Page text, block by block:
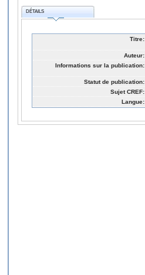
DÉTAILS
Titre:
Auteur:
Informations sur la publication:
Statut de publication:
Sujet CREF:
Langue: